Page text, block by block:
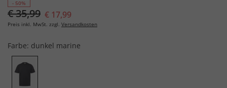
- 50%
€ 35,99 € 17,99
Preis inkl. MwSt. zzgl. Versandkosten
Farbe: dunkel marine